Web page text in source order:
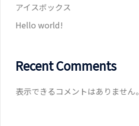
アイスボックス
Hello world!
Recent Comments
表示できるコメントはありません。